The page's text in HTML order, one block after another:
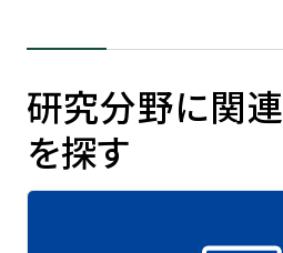
研究分野に関
を探す